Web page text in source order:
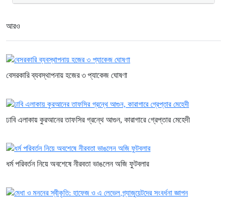
আরও
বেসরকারি ব্যবস্থাপনায় হজের ৩ প্যাকেজ ঘোষণা
ঢাবি এলাকায় কুরআনের তাফসির গ্রন্থে আগুন, কারাগারে গ্রেপ্তার মেহেদী
ধর্ম পরিবর্তন নিয়ে অবশেষে নীরবতা ভাঙলেন অজি ফুটবলার